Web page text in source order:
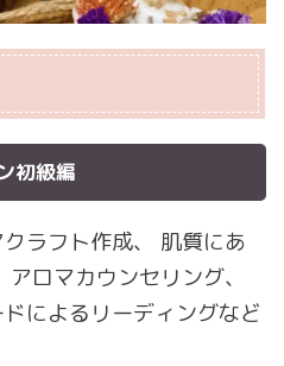
初級編
ラフト作成、 肌質にあ
ロマカウンセリング、
によるリーディングなど